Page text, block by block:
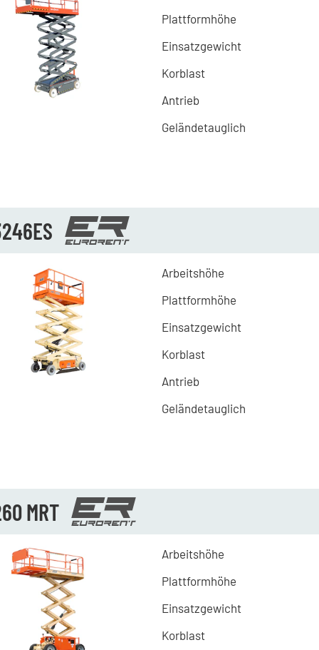
Plattformhöhe
Einsatzgewicht
Korblast
Antrieb
Geländetauglich
Arbeitshöhe
Plattformhöhe
Einsatzgewicht
Korblast
Antrieb
Geländetauglich
MRT
Arbeitshöhe
Plattformhöhe
Einsatzgewicht
Korblast